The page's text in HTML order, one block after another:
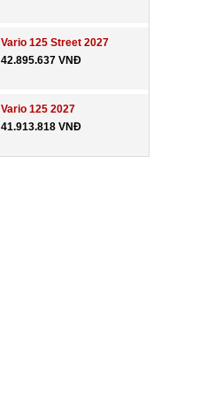
Vario 125 Street 2027
42.895.637 VNĐ
Vario 125 2027
41.913.818 VNĐ